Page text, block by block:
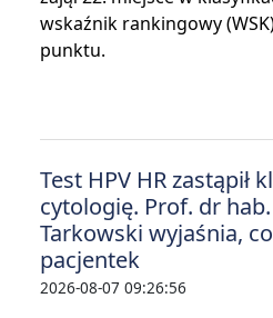
wskaźnik rankingowy
punktu.
Test HPV HR zastąpił
cytologię. Prof. dr hab.
Tarkowski wyjaśnia,
pacjentek
2026-08-07 09:26:56